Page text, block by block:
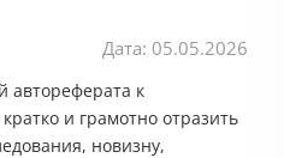
Дата: 05.05.2026
автореферата к
и грамотно отразить
новизну,